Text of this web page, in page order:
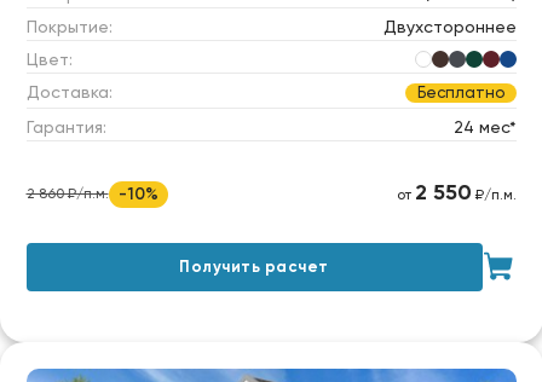
Покрытие:
Двухстороннее
Цвет:
Доставка:
Бесплатно
Гарантия: 24 мес*
2 860 ₽/п.м. -10% от 2 550 ₽/п.м.
Получить расчет